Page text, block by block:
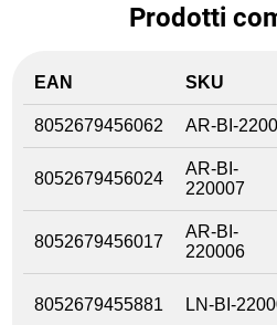
Prodotti
EAN SKU
8052679456062 AR-BI-
8052679456024
AR-BI-
220007
8052679456017
AR-BI-
220006
8052679455881 LN-BI-